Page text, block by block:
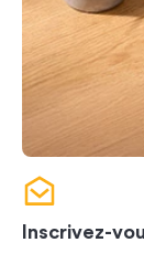
Inscrivez-